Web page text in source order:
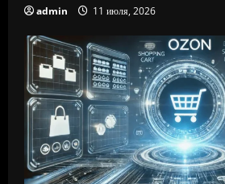
admin 11 июля, 2026